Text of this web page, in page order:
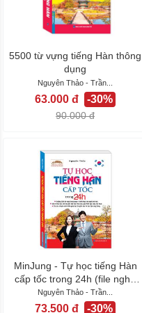
5500 từ vựng tiếng Hàn thông
dụng
Nguyên Thảo - Trần...
63.000 đ -30%
90.000 đ
MinJung - Tự học tiếng Hàn
cấp tốc trong 24h (file nghe
sau...
Nguyên Thảo - Trần...
73.500 đ -30%